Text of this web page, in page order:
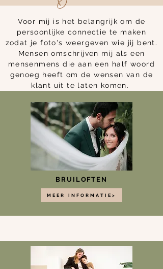
Voor mij is het belangrijk om de
persoonlijke connectie te maken
zodat je foto's weergeven wie jij bent.
Mensen omschrijven mij als een
mensenmens die aan een half woord
genoeg heeft om de wensen van de
klant uit te laten komen.
BRUILOFTEN
MEER INFORMATIE>